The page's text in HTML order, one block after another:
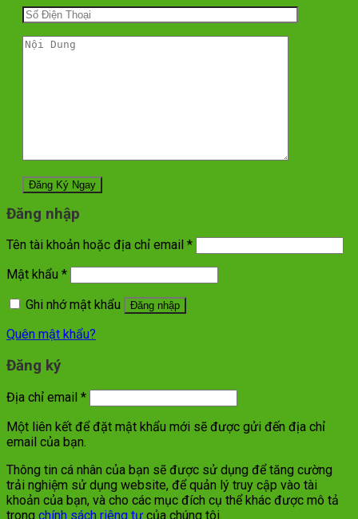
Đăng nhập
Tên tài khoản hoặc địa chỉ email *
Mật khẩu *
Ghi nhớ mật khẩu
Đăng nhập
Quên mật khẩu?
Đăng ký
Địa chỉ email *
Một liên kết để đặt mật khẩu mới sẽ được gửi đến địa chỉ
email của bạn.
Thông tin cá nhân của bạn sẽ được sử dụng để tăng cường
trải nghiệm sử dụng website, để quản lý truy cập vào tài
khoản của bạn, và cho các mục đích cụ thể khác được mô tả
trong chính sách riêng tư của chúng tôi.